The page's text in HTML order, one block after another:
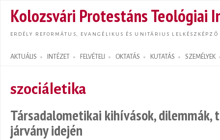
Kolozsvári Protestáns Teológiai
ERDÉLY REFORMÁTUS, EVANGÉLIKUS ÉS UNITÁRIUS LELKÉSZKÉPZŐ
AKTUÁLIS INTÉZET FELVÉTELI OKTATÁS KUTATÁS SZEMÉLYEK
Search form
szociáletika
Társadalometikai kihívások, dilemmák,
járvány idején